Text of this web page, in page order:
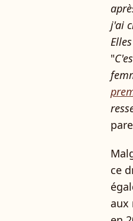
j'ai
"
ce
aux